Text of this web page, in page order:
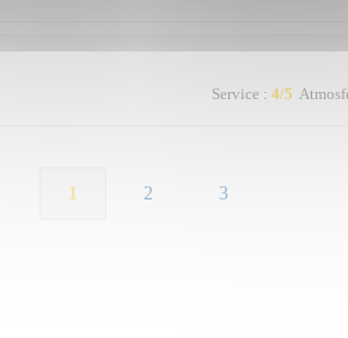
Service : 4/5
1 2 3